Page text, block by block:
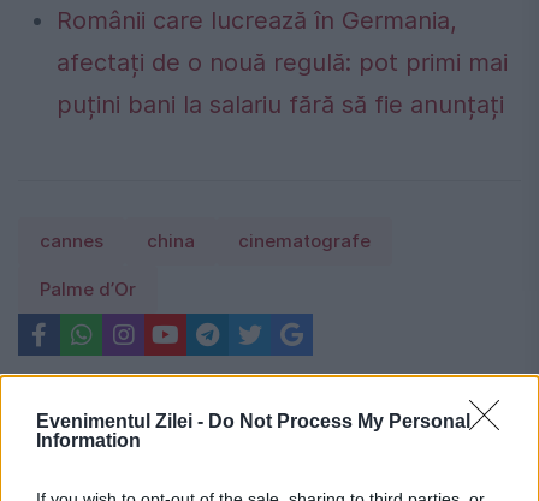
Evenimentul Zilei - Do Not Process My Personal
Information
Românii care lucrează în Germania,
afectați de o nouă regulă: pot primi mai
puțini bani la salariu fără să fie anunțați
cannes china cinematografe
Palme d’Or